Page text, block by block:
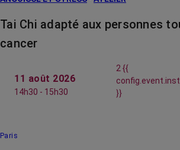
Tai Chi adapté aux personnes
cancer
11 août 2026
14h30 - 15h30
2 {{
}}
Paris